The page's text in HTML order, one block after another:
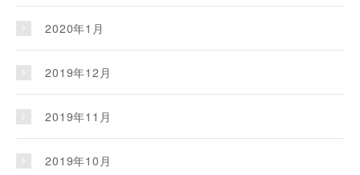
2020年1月
2019年12月
2019年11月
2019年10月